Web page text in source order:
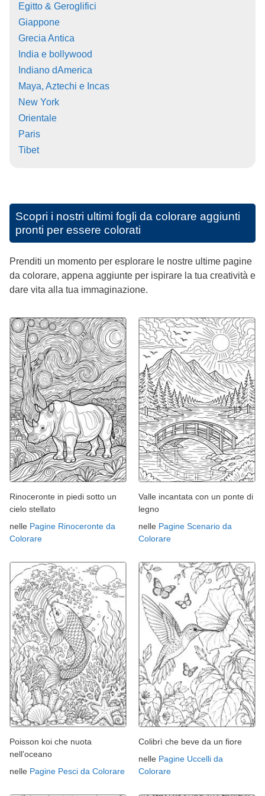
Egitto & Geroglifici
Giappone
Grecia Antica
India e bollywood
Indiano dAmerica
Maya, Aztechi e Incas
New York
Orientale
Paris
Tibet
Scopri i nostri ultimi fogli da colorare aggiunti
pronti per essere colorati
Prenditi un momento per esplorare le nostre ultime pagine
da colorare, appena aggiunte per ispirare la tua creatività e
dare vita alla tua immaginazione.
Rinoceronte in piedi sotto un
cielo stellato
nelle Pagine Rinoceronte da
Colorare
Valle incantata con un ponte di
legno
nelle Pagine Scenario da
Colorare
Poisson koi che nuota
nell'oceano
nelle Pagine Pesci da Colorare
Colibrì che beve da un fiore
nelle Pagine Uccelli da
Colorare